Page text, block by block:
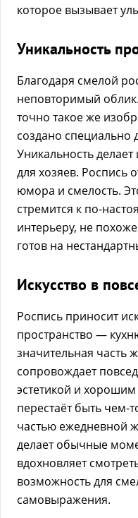
которое вызывает
Уникальность
Благодаря смелой
неповторимый
точно такое же
создано специально
Уникальность
для хозяев. Роспись
юмора и смелость.
стремится к по-
интерьеру, не
готов на
Искусство в
Роспись приносит
пространство —
значительная часть
сопровождает
эстетикой и
перестаёт быть чем-
частью ежедневной
делает обычные
вдохновляет
возможность для
самовыражения.